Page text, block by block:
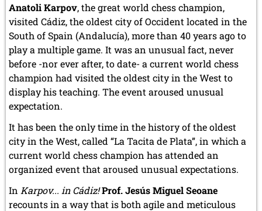
Anatoli Karpov, the great world chess champion,
visited Cádiz, the oldest city of Occident located in the
South of Spain (Andalucía), more than 40 years ago to
play a multiple game. It was an unusual fact, never
before -nor ever after, to date- a current world chess
champion had visited the oldest city in the West to
display his teaching. The event aroused unusual
expectation.
It has been the only time in the history of the oldest
city in the West, called “La Tacita de Plata”, in which a
current world chess champion has attended an
organized event that aroused unusual expectations.
In Karpov... in Cádiz!Prof. Jesús Miguel Seoane
recounts in a way that is both agile and meticulous